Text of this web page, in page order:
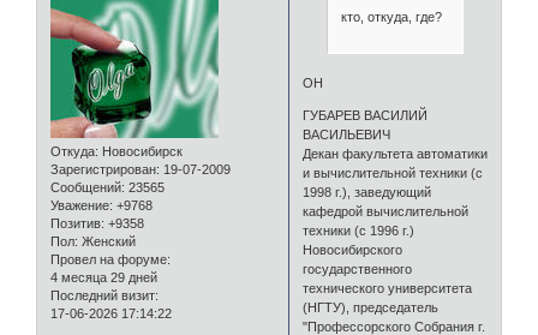
Откуда: Новосибирск
Зарегистрирован: 19-07-2009
Сообщений: 23565
Уважение: +9768
Позитив: +9358
Пол: Женский
Провел на форуме:
4 месяца 29 дней
Последний визит:
17-06-2026 17:14:22
кто, откуда, где?
ОН
ГУБАРЕВ ВАСИЛИЙ
ВАСИЛЬЕВИЧ
Декан факультета автоматики
и вычислительной техники (с
1998 г.), заведующий
кафедрой вычислительной
техники (с 1996 г.)
Новосибирского
государственного
технического университета
(НГТУ), председатель
"Профессорского Собрания г.